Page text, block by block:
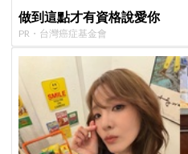
做到這點才有資格說愛你
PR・台灣癌症基金會